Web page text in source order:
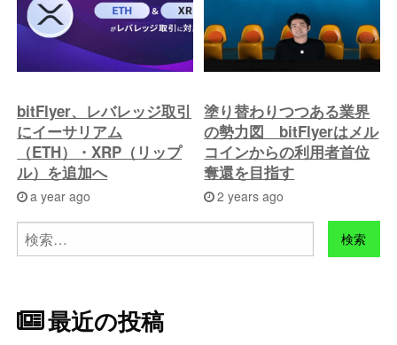
bitFlyer、レバレッジ取引
にイーサリアム
（ETH）・XRP（リップ
ル）を追加へ
a year ago
塗り替わりつつある業界
の勢力図 bitFlyerはメル
コインからの利用者首位
奪還を目指す
2 years ago
検
索:
最近の投稿